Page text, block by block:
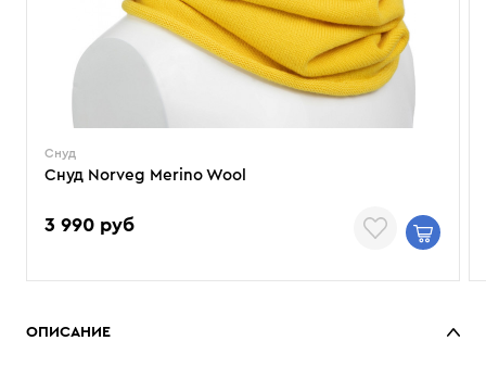
Снуд
Снуд Norveg Merino Wool
3 990 руб
ОПИСАНИЕ